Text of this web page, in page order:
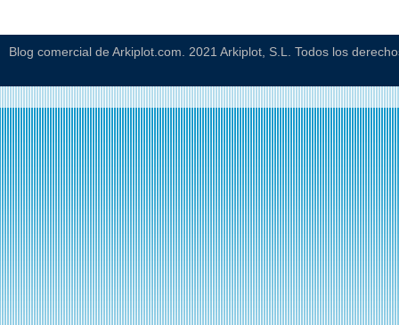
Blog comercial de Arkiplot.com. 2021 Arkiplot, S.L. Todos los